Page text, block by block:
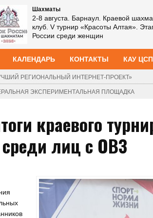
Шахматы
2-8 августа. Барнаул. Краевой
клуб. V турнир «Красоты Алтая».
России среди женщин
КАЛЕНДАРЬ КОНТАКТЫ КАУ ЦСП
РЕГИОНАЛЬНЫЙ ИНТЕРНЕТ-ПРОЕКТ»
ЭКСПЕРИМЕНТАЛЬНАЯ ПЛОЩАДКА
краевого
среди лиц с ОВЗ